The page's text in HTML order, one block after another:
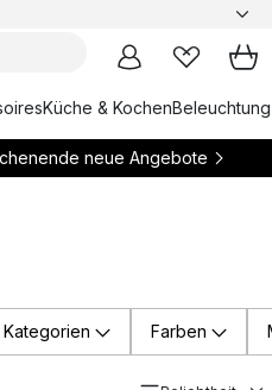
Küche & KochenBeleuchtung
neue Angebote
Kategorien Farben